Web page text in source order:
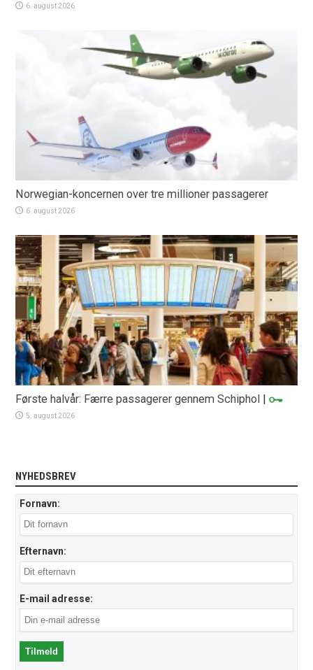
6. august 2026
Norwegian-koncernen over tre millioner passagerer
6. august 2026
Første halvår: Færre passagerer gennem Schiphol |
5. august 2026
NYHEDSBREV
Fornavn:
Efternavn:
E-mail adresse: